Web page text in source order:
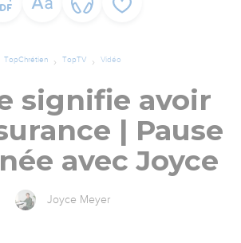
TopChrétien TopTV Vidéo
signifie avoir
| Pause
avec Joyce
Joyce Meyer